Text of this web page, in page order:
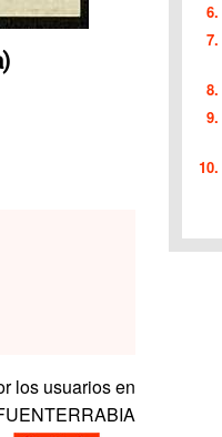
los usuarios en